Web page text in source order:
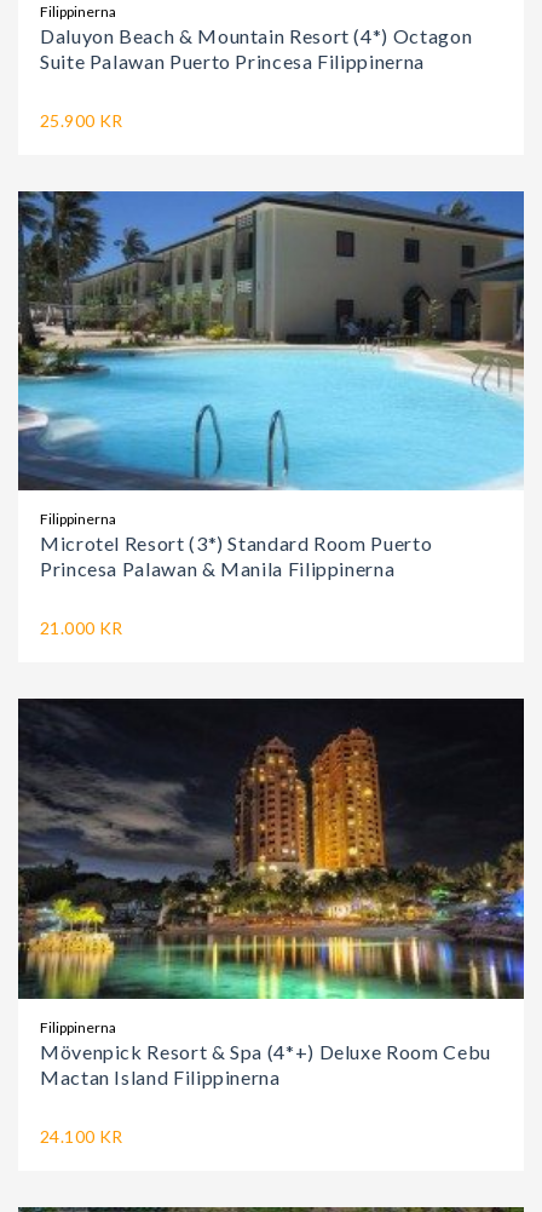
Filippinerna
Daluyon Beach & Mountain Resort (4*) Octagon
Suite Palawan Puerto Princesa Filippinerna
25.900 KR
Filippinerna
Microtel Resort (3*) Standard Room Puerto
Princesa Palawan & Manila Filippinerna
21.000 KR
Filippinerna
Mövenpick Resort & Spa (4*+) Deluxe Room Cebu
Mactan Island Filippinerna
24.100 KR